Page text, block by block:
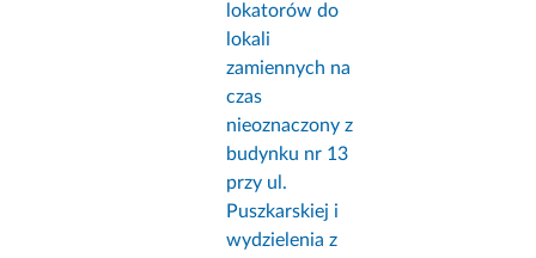
lokatorów do
lokali
zamiennych na
czas
nieoznaczony z
budynku nr 13
przy ul.
Puszkarskiej i
wydzielenia z